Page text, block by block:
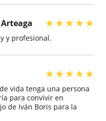
★★★★★
y profesional.
★★★★★
vida tenga una persona
para convivir en
de Iván Boris para la